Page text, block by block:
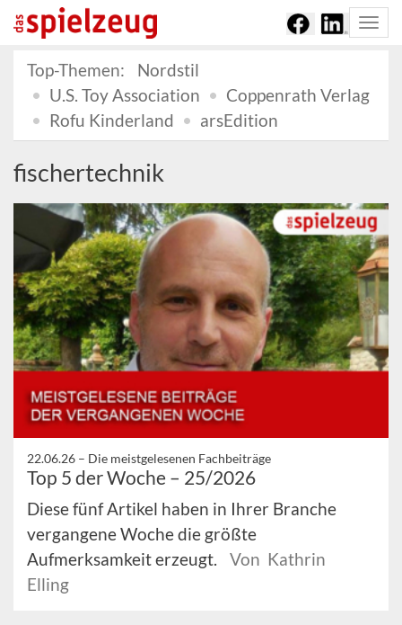
Top-Themen:
Nordstil
U.S. Toy Association
Coppenrath Verlag
Rofu Kinderland
arsEdition
fischertechnik
22.06.26 – Die meistgelesenen Fachbeiträge
Top 5 der Woche – 25/2026
Diese fünf Artikel haben in Ihrer Branche
vergangene Woche die größte
Aufmerksamkeit erzeugt.
Von Kathrin
Elling